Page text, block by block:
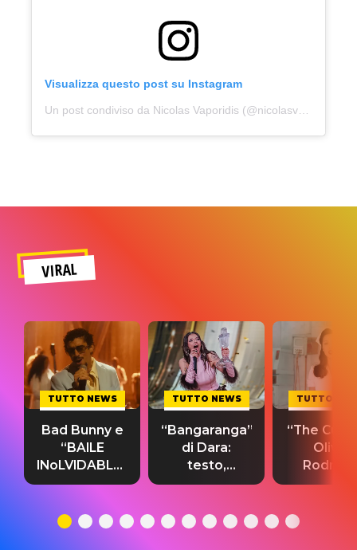
Visualizza questo post su Instagram
VIRAL
TUTTO NEWS
Bad Bunny e
“BAILE
INoLVIDABLE”:
testo,
significato
TUTTO NEWS
“Bangaranga”
di Dara:
testo,
traduzione e
del singolo
TUTTO
“The
Olivia
testo,